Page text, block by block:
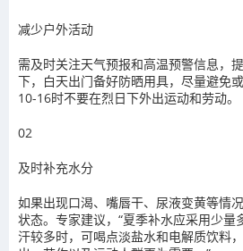
减少户外活动
需及时关注天气预报和高温预警信息，
下，白天出门备好防晒用具，尽量避免
10-16时不要在烈日下外出运动和劳动。
02
及时补充水分
如果出现口渴、嘴唇干、尿液变黄等情
状态。专家建议，“夏季补水应采用少量
汗较多时，可喝点淡盐水和电解质饮料